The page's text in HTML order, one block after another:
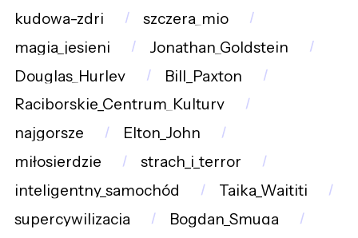
kudowa-zdrj
szczera_mio
magia_jesieni
Jonathan_Goldstein
Douglas_Hurley
Bill_Paxton
Raciborskie_Centrum_Kultury
najgorsze
Elton_John
miłosierdzie
strach_i_terror
inteligentny_samochód
Taika_Waititi
supercywilizacja
Bogdan_Smuga